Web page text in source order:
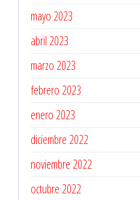
mayo 2023
abril 2023
marzo 2023
febrero 2023
enero 2023
diciembre 2022
noviembre 2022
octubre 2022